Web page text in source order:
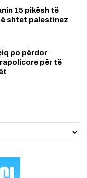
15 pikësh të
shtet palestinez
po përdor
për të